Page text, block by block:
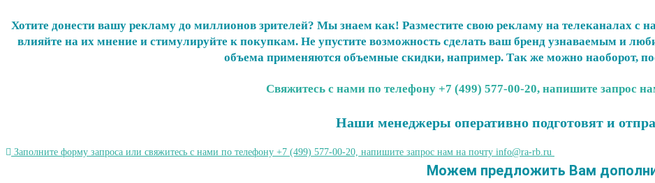
Хотите донести вашу рекламу до миллионов зрителей? Мы знаем как! Разместите свою рекламу на телеканалах
влияйте на их мнение и стимулируйте к покупкам. Не упустите возможность сделать ваш бренд узнаваемым и
объема применяются объемные скидки, например. Так же можно наоборот,
Свяжитесь с нами по телефону +7 (499) 577-00-20, напишите запрос
Наши менеджеры оперативно подготовят и
Заполните форму запроса или свяжитесь с нами по телефону +7 (499) 577-00-20, напишите запрос нам на почту info@ra-rb.ru
Можем предложить Вам